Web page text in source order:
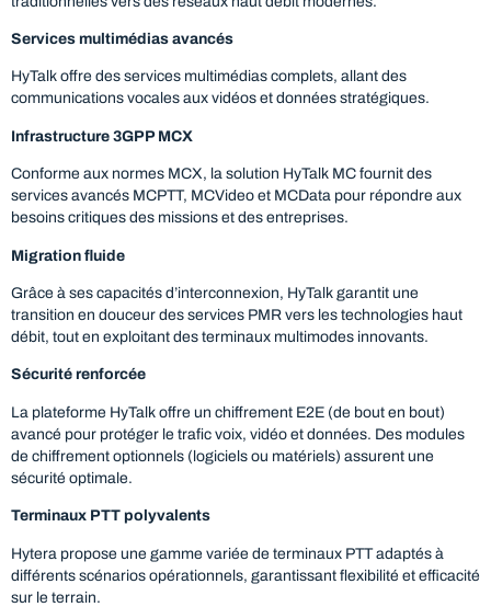
Services multimédias avancés
HyTalk offre des services multimédias complets, allant des
communications vocales aux vidéos et données stratégiques.
Infrastructure 3GPP MCX
Conforme aux normes MCX, la solution HyTalk MC fournit des
services avancés MCPTT, MCVideo et MCData pour répondre aux
besoins critiques des missions et des entreprises.
Migration fluide
Grâce à ses capacités d’interconnexion, HyTalk garantit une
transition en douceur des services PMR vers les technologies haut
débit, tout en exploitant des terminaux multimodes innovants.
Sécurité renforcée
La plateforme HyTalk offre un chiffrement E2E (de bout en bout)
avancé pour protéger le trafic voix, vidéo et données. Des modules
de chiffrement optionnels (logiciels ou matériels) assurent une
sécurité optimale.
Terminaux PTT polyvalents
Hytera propose une gamme variée de terminaux PTT adaptés à
différents scénarios opérationnels, garantissant flexibilité et efficacité
sur le terrain.